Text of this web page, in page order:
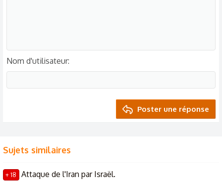
Nom d'utilisateur
Poster une réponse
Sujets similaires
+ 18 Attaque de l'Iran par Israël.